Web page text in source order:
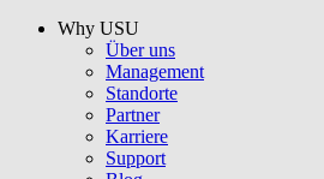
Why USU
Über uns
Management
Standorte
Partner
Karriere
Support